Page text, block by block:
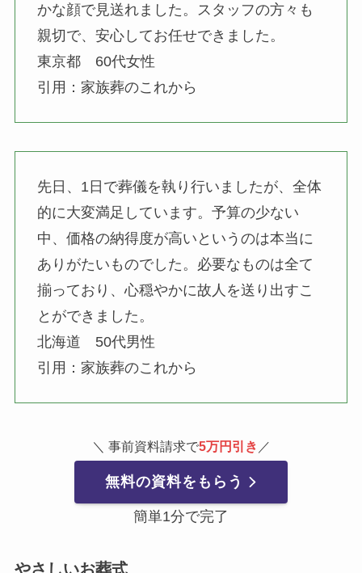
かな顔で見送れました。スタッフの方々も
親切で、安心してお任せできました。
東京都 60代女性
引用：家族葬のこれから
先日、1日で葬儀を執り行いましたが、全体
的に大変満足しています。予算の少ない
中、価格の納得度が高いというのは本当に
ありがたいものでした。必要なものは全て
揃っており、心穏やかに故人を送り出すこ
とができました。
北海道 50代男性
引用：家族葬のこれから
＼ 事前資料請求で5万円引き ／
無料の資料をもらう
簡単1分で完了
やさしいお葬式